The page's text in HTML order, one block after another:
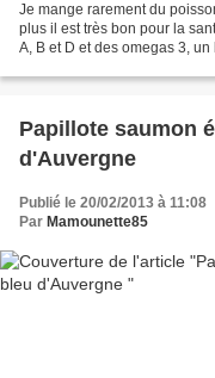
Je mange rarement du
plus il est très bon pour la
A, B et D et des omegas 3,
Papillote saumon
d'Auvergne
Publié le 20/02/2013 à 11:08
Par Mamounette85